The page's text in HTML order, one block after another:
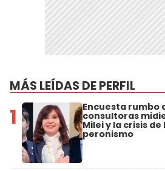
MÁS LEÍDAS DE PERFIL
1 Encuesta rumbo
consultoras
Milei y la crisis
peronismo